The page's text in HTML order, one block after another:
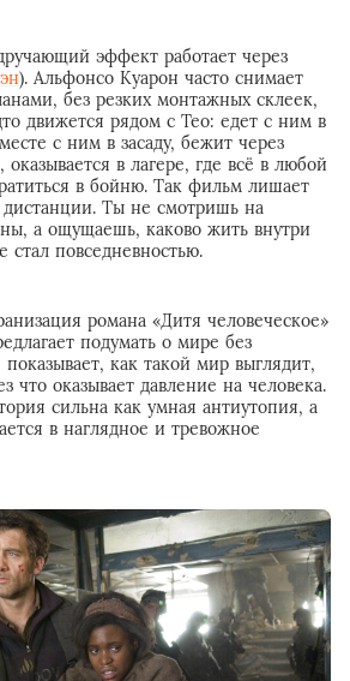
эффект работает через
). Альфонсо Куарон часто снимает
без резких монтажных склеек,
движется рядом с Тео: едет с ним в
с ним в засаду, бежит через
в лагере, где всё в любой
в бойню. Так фильм лишает
дистанции. Ты не смотришь на
а ощущаешь, каково жить внутри
стал повседневностью.
романа «Дитя человеческое»
подумать о мире без
как такой мир выглядит,
что оказывает давление на человека.
сильна как умная антиутопия, а
в наглядное и тревожное